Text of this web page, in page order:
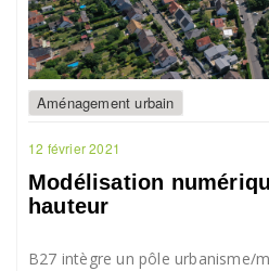
Aménagement urbain
12 février 2021
Modélisation
hauteur
B27 intègre un pôle urbanisme/